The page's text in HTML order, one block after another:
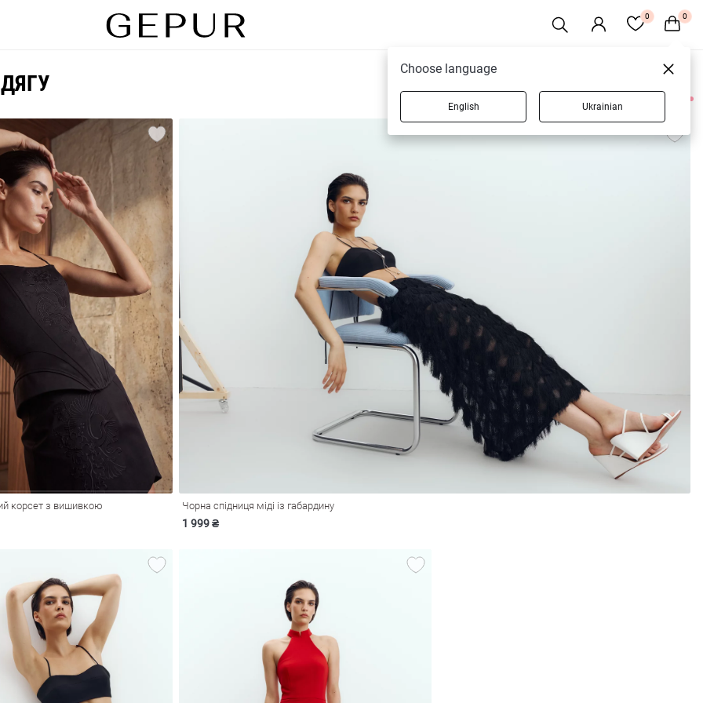
0 0
101 товарів
корсет з вишивкою Чорна спідниця міді із габардину
1 999 ₴
Choose language
English Ukrainian